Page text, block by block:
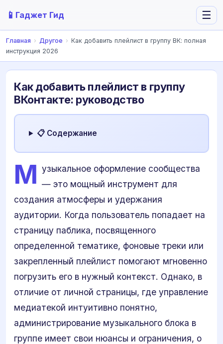
📱 Гаджет Гид ☰
Главная › Другое › Как добавить плейлист в группу ВК: полная
инструкция 2026
Как добавить плейлист в группу
ВКонтакте: руководство
📋 Содержание
М узыкальное оформление сообщества
— это мощный инструмент для
создания атмосферы и удержания
аудитории. Когда пользователь попадает на
страницу паблика, посвященного
определенной тематике, фоновые треки или
закрепленный плейлист помогают мгновенно
погрузить его в нужный контекст. Однако, в
отличие от личной страницы, где управление
медиатекой интуитивно понятно,
администрирование музыкального блока в
группе имеет свои нюансы и ограничения, о